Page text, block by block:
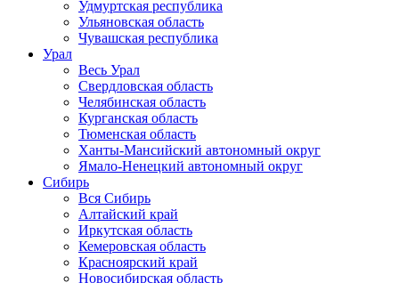
Удмуртская республика
Ульяновская область
Чувашская республика
Урал
Весь Урал
Свердловская область
Челябинская область
Курганская область
Тюменская область
Ханты-Мансийский автономный округ
Ямало-Ненецкий автономный округ
Сибирь
Вся Сибирь
Алтайский край
Иркутская область
Кемеровская область
Красноярский край
Новосибирская область